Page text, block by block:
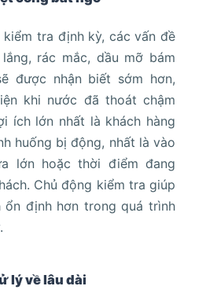
tra định kỳ, các vấn đề
rác mắc, dầu mỡ bám
được nhận biết sớm hơn,
khi nước đã thoát chậm
ích lớn nhất là khách hàng
huống bị động, nhất là vào
lớn hoặc thời điểm đang
Chủ động kiểm tra giúp
ổn định hơn trong quá trình
lý về lâu dài